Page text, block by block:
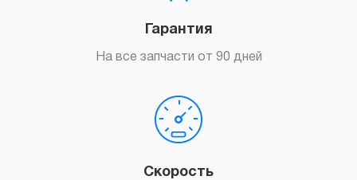
Гарантия
На все запчасти от 90 дней
Скорость